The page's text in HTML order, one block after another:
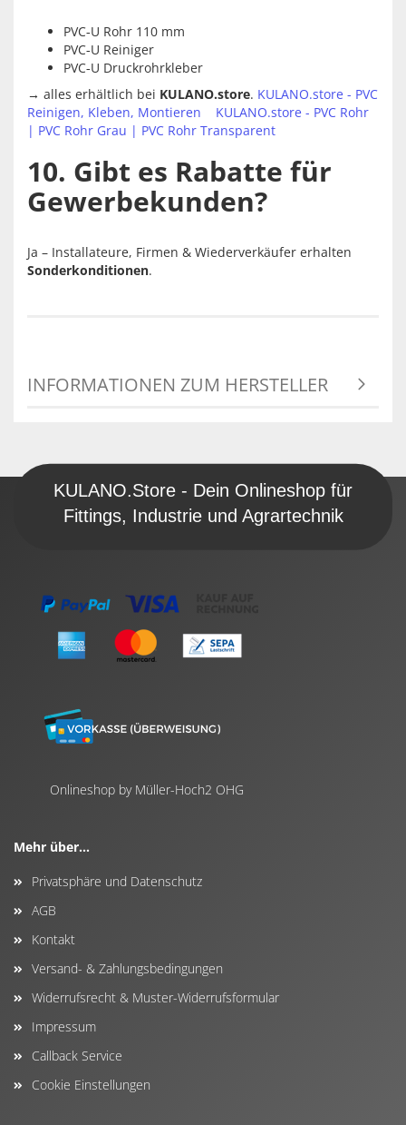
PVC‑U Rohr 110 mm
PVC‑U Reiniger
PVC‑U Druckrohrkleber
→ alles erhältlich bei KULANO.store. KULANO.store - PVC
Reinigen, Kleben, Montieren
KULANO.store - PVC Rohr
| PVC Rohr Grau | PVC Rohr Transparent
10. Gibt es Rabatte für
Gewerbekunden?
Ja – Installateure, Firmen & Wiederverkäufer erhalten
Sonderkonditionen.
INFORMATIONEN ZUM HERSTELLER
KULANO.Store - Dein Onlineshop für
Fittings, Industrie und Agrartechnik
Onlineshop by Müller-Hoch2 OHG
Mehr über...
Privatsphäre und Datenschutz
AGB
Kontakt
Versand- & Zahlungsbedingungen
Widerrufsrecht & Muster-Widerrufsformular
Impressum
Callback Service
Cookie Einstellungen